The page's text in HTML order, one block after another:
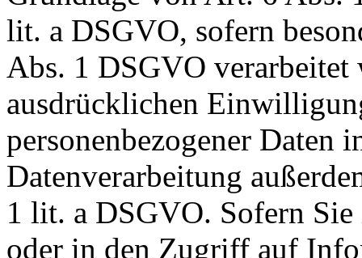
lit. a DSGVO, sofern
Abs. 1 DSGVO verarbeitet
ausdrücklichen
personenbezogener Daten
Datenverarbeitung
1 lit. a DSGVO. Sofern
oder in den Zugriff auf